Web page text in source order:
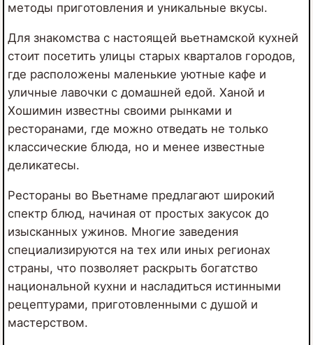
методы приготовления и уникальные вкусы.
Для знакомства с настоящей вьетнамской кухней
стоит посетить улицы старых кварталов городов,
где расположены маленькие уютные кафе и
уличные лавочки с домашней едой. Ханой и
Хошимин известны своими рынками и
ресторанами, где можно отведать не только
классические блюда, но и менее известные
деликатесы.
Рестораны во Вьетнаме предлагают широкий
спектр блюд, начиная от простых закусок до
изысканных ужинов. Многие заведения
специализируются на тех или иных регионах
страны, что позволяет раскрыть богатство
национальной кухни и насладиться истинными
рецептурами, приготовленными с душой и
мастерством.